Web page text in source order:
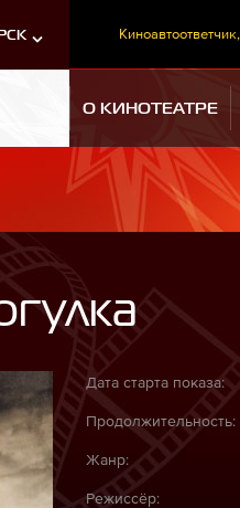
Киноавтоответчик,
О КИНОТЕАТРЕ
Дата старта показа:
Продолжительность:
Жанр:
Режиссёр: